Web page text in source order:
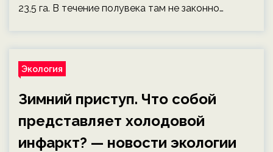
23,5 га. В течение полувека там не законно…
Экология
Зимний приступ. Что собой
представляет холодовой
инфаркт? — новости экологии